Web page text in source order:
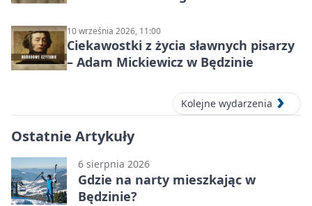
10 września 2026, 11:00
Ciekawostki z życia sławnych pisarzy
– Adam Mickiewicz w Będzinie
Kolejne wydarzenia
Ostatnie Artykuły
6 sierpnia 2026
Gdzie na narty mieszkając w
Będzinie?